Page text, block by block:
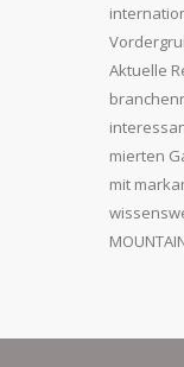
Aktuelle
mierten
mit